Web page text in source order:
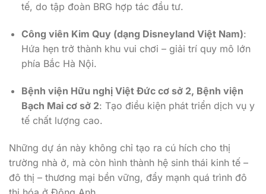
tế, do tập đoàn BRG hợp tác đầu tư.
Công viên Kim Quy (dạng Disneyland Việt Nam):
Hứa hẹn trở thành khu vui chơi – giải trí quy mô lớn
phía Bắc Hà Nội.
Bệnh viện Hữu nghị Việt Đức cơ sở 2, Bệnh viện
Bạch Mai cơ sở 2: Tạo điều kiện phát triển dịch vụ y
tế chất lượng cao.
Những dự án này không chỉ tạo ra cú hích cho thị
trường nhà ở, mà còn hình thành hệ sinh thái kinh tế –
đô thị – thương mại bền vững, đẩy mạnh quá trình đô